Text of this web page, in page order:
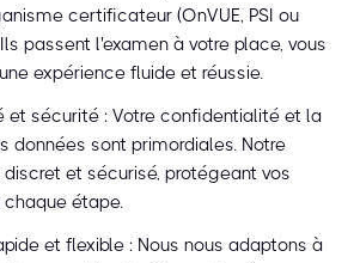
certificateur (OnVUE, PSI ou
Ils passent l'examen à votre place, vous
expérience fluide et réussie.
et sécurité : Votre confidentialité et la
données sont primordiales. Notre
et sécurisé, protégeant vos
étape.
et flexible : Nous nous adaptons à